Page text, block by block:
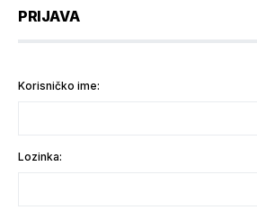
PRIJAVA
Korisničko ime:
Lozinka: